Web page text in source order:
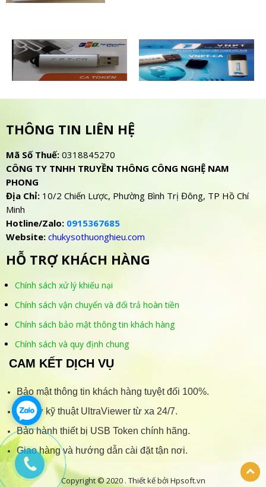
THÔNG TIN LIÊN HỆ
Mã Số Thuế: 0318845270
CÔNG TY TNHH TRUYỀN THÔNG CÔNG NGHỆ NAM
PHONG
Địa Chỉ: 10/2 Chiến Lược, Phường Bình Trị Đông, TP Hồ Chí
Minh
Hotline/Zalo: 0915367685
Website: chukysothuonghieu.com
HỖ TRỢ KHÁCH HÀNG
Chính sách xử lý khiếu nại
Chính sách vận chuyển và đổi trả hoàn tiền
Chính sách bảo mật thông tin khách hàng
Chính sách và quy định chung
CAM KẾT DỊCH VỤ
Bảo mật thông tin khách hàng tuyệt đối 100%.
Hỗ trợ kỹ thuật UltraViewer từ xa 24/7.
Bảo hành thiết bị USB Token chính hãng.
Giao hàng và hướng dẫn cài đặt tận nơi.
Copyright © 2020 . Thiết kế bởi Hpsoft.vn